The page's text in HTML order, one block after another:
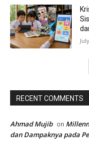
RECENT COMMENTS
Ahmad Mujib on
dan Dampaknya pada